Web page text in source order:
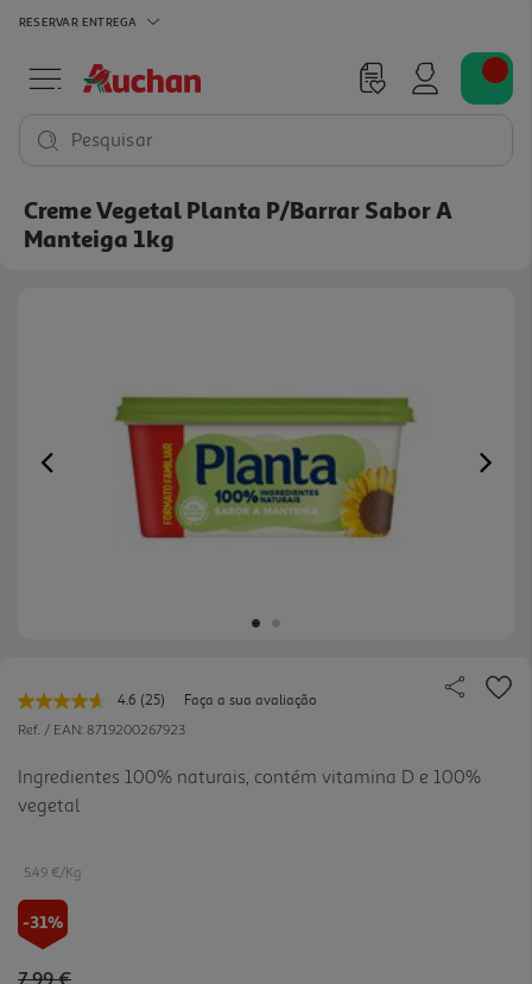
RESERVAR ENTREGA
Pesquisar
Creme Vegetal Planta P/barrar Sabor A
Manteiga 1kg
Previous
4.6 Leu
25
Link
para
(25)
Faça a sua avaliação
Ref. / EAN: 8719200267923
Ingredientes 100% naturais, contém vitamina D e 100%
vegetal
5.49 €/Kg
-31%
Price reduced from
to